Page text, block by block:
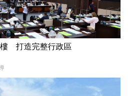
樓 打造完整行政區